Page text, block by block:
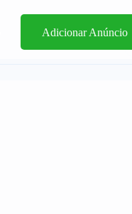
Adicionar Anúncio